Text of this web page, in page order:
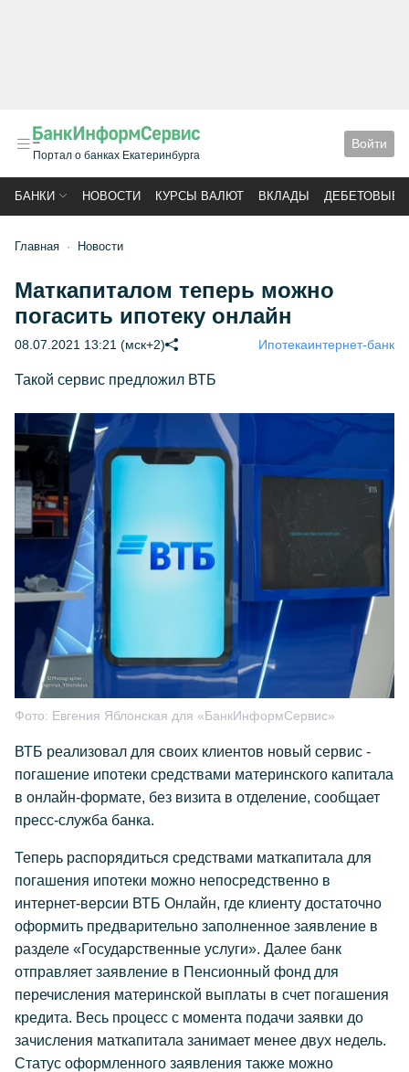
Портал о банках Екатеринбурга
Войти
БАНКИ НОВОСТИ КУРСЫ ВАЛЮТ ВКЛАДЫ ДЕБЕТОВЫЕ
Главная Новости
Маткапиталом теперь можно
погасить ипотеку онлайн
08.07.2021 13:21 (мск+2) Ипотекаинтернет-банк
Такой сервис предложил ВТБ
Фото: Евгения Яблонская для «БанкИнформСервис»
ВТБ реализовал для своих клиентов новый сервис -
погашение ипотеки средствами материнского капитала
в онлайн-формате, без визита в отделение, сообщает
пресс-служба банка.
Теперь распорядиться средствами маткапитала для
погашения ипотеки можно непосредственно в
интернет-версии ВТБ Онлайн, где клиенту достаточно
оформить предварительно заполненное заявление в
разделе «Государственные услуги». Далее банк
отправляет заявление в Пенсионный фонд для
перечисления материнской выплаты в счет погашения
кредита. Весь процесс с момента подачи заявки до
зачисления маткапитала занимает менее двух недель.
Статус оформленного заявления также можно